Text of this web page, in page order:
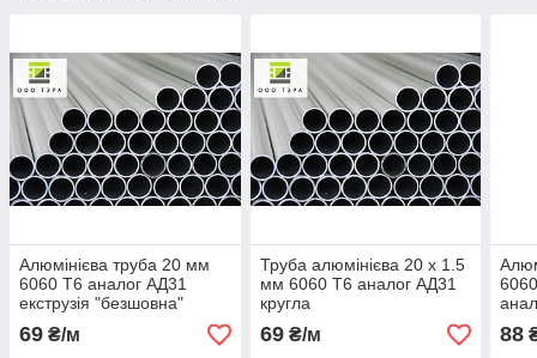
Алюмінієва труба 20 мм
6060 Т6 аналог АД31
екструзія "безшовна"
20х1.5; 20х2; 20х3 мм.
69 ₴/м
Труба алюмінієва 20 х 1.5
мм 6060 Т6 аналог АД31
кругла
69₴/м 88